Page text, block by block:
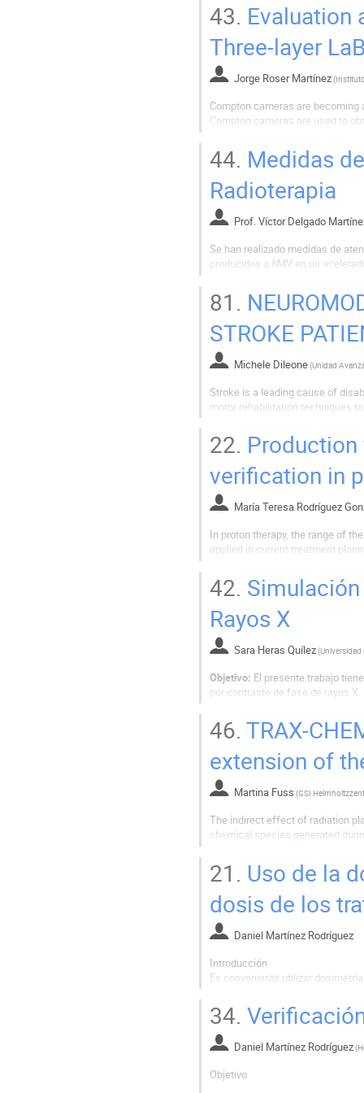
MATERIAL Y MÉTODOS: Las
43. Evaluation
Three-layer
Jorge Roser Martínez(
Compton cameras are
Compton cameras are used to
algorithms. However, in a
44. Medidas
Radioterapia
Prof.Víctor Delgado
Se han realizado medidas de
producidos a 6MV en un
En las medidas con
81.
STROKE
Michele Dileone(
Stroke is a leading cause of
motor rehabilitation techniques
resolution of acute changes and
22.
verification in
María Teresa Rodríguez
In proton therapy, the range of
applied in current treatment
intensive research program...
42.
Rayos X
Sara Heras Quílez(
Objetivo: El presente trabajo
por contraste de fase de rayos X.
diferencias en el número
46. TRAX-
extension of
Martina Fuss (
The indirect effect of radiation
chemical species generated
processes and mechanisms...
21. Uso de la
dosis de los
Daniel Martínez Rodríguez
Introducción
Es conveniente utilizar
Valladolid se monitoriza la dosis
tratamientos de...
34.
Daniel Martínez Rodríguez(
Objetivo